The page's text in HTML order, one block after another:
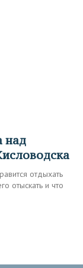
отдыхать
отыскать и что